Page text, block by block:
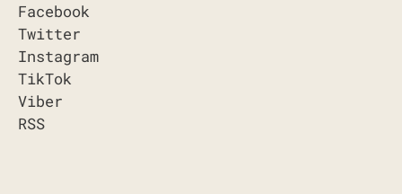
Facebook
Twitter
Instagram
TikTok
Viber
RSS